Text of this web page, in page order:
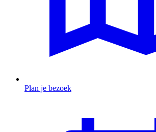
Plan je bezoek